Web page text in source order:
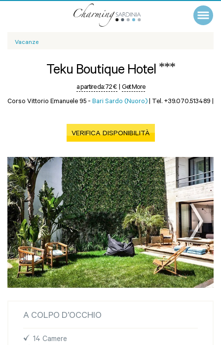
Vacanze
Teku Boutique Hotel ***
a partire da: 72 € | Get More
Corso Vittorio Emanuele 95 - Bari Sardo (Nuoro) | Tel. +39.070.513489 |
VERIFICA DISPONIBILITÀ
A COLPO D’OCCHIO
14 Camere